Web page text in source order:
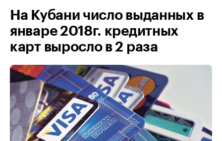
На Кубани число выданных в
январе 2018г. кредитных
карт выросло в 2 раза